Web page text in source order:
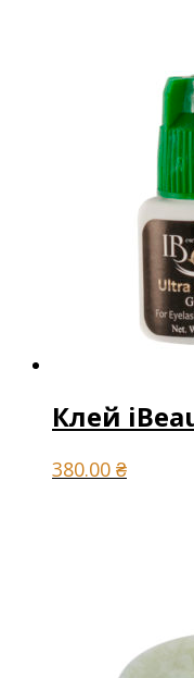
Клей
380.00 ₴